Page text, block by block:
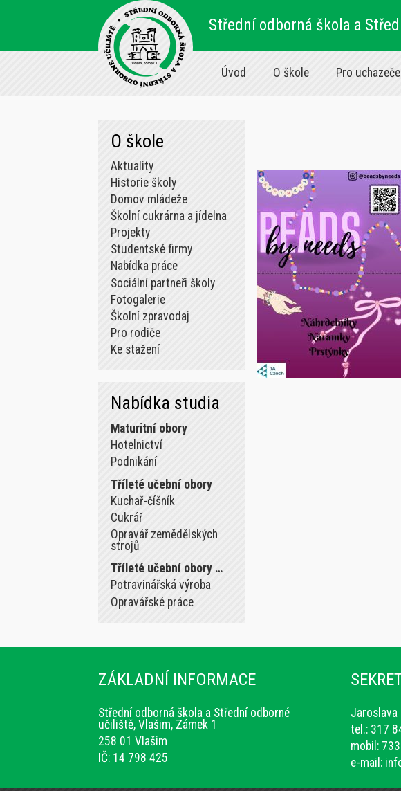
Střední odborná škola a
Úvod O škole Pro uchazeče
O škole
Aktuality
Historie školy
Domov mládeže
Školní cukrárna a jídelna
Projekty
Studentské firmy
Nabídka práce
Sociální partneři školy
Fotogalerie
Školní zpravodaj
Pro rodiče
Ke stažení
Nabídka studia
Maturitní obory
Hotelnictví
Podnikání
Tříleté učební obory
Kuchař-číšník
Cukrář
Opravář zemědělských
strojů
Tříleté učební obory …
Potravinářská výroba
Opravářské práce
ZÁKLADNÍ INFORMACE
Střední odborná škola a Střední odborné
učiliště, Vlašim, Zámek 1
258 01 Vlašim
IČ: 14 798 425
Jaroslava
tel.: 317
mobil:
e-mail: